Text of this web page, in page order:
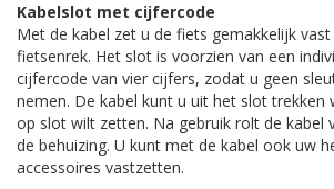
Kabelslot met cijfercode
Met de kabel zet u de fiets gemakkelijk
fietsenrek. Het slot is voorzien van een
cijfercode van vier cijfers, zodat u geen
nemen. De kabel kunt u uit het slot trekken
op slot wilt zetten. Na gebruik rolt de kabel
de behuizing. U kunt met de kabel ook uw
accessoires vastzetten.